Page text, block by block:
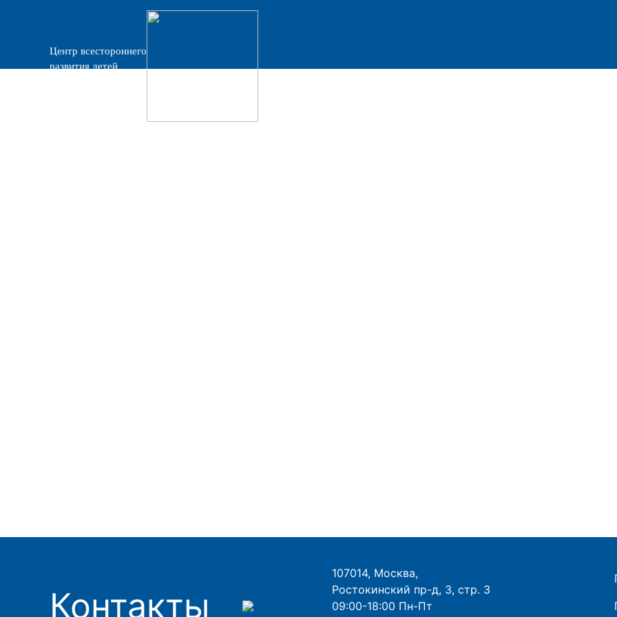
Центр всестороннего
развития детей
Контакты
107014, Москва,
Ростокинский пр-д, 3, стр. 3
09:00-18:00 Пн-Пт